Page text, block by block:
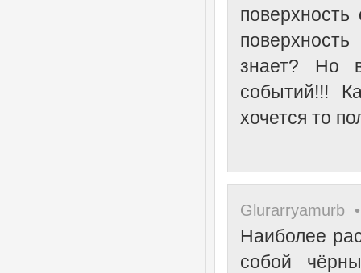
знает? Но
событий!!!
хочется то
Glurarryamurb
Наиболее
собой